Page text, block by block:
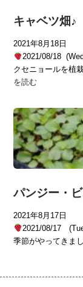
キャベツ畑♪
2021年8月18日
2021/08/18
クセニョールを植
を読む
パンジー・
2021年8月17日
2021/08/17
季節がやってきま